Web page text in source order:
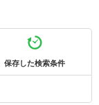
保存した検索条件